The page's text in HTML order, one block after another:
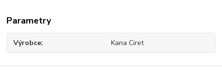
Parametry
Výrobce Kana Ciret